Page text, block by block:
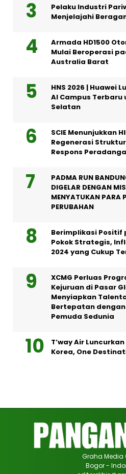
Pelaku Industri
Menjelajahi
Armada HD1500
Mulai Beroperasi
Australia Barat
HNS 2026 | Huawei
AI Campus
Selatan
SCIE Menunjukkan
Regenerasi
Respons
PADMA RUN
DIGELAR DENGAN
MENYATUKAN PARA
PERUBAHAN
Berimplikasi Positif
Pokok Strategis,
2024 yang Cukup
XCMG Perluas
Kejuruan di Pasar
Menyiapkan
Bertepatan
Pemuda Sedunia
T’way Air
Korea, One
Graha Media
Bogor -